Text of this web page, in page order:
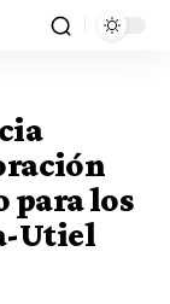
para los
Utiel